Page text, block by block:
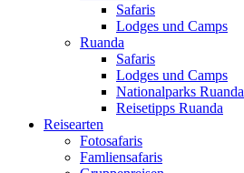
Safaris
Lodges und Camps
Ruanda
Safaris
Lodges und Camps
Nationalparks Ruanda
Reisetipps Ruanda
Reisearten
Fotosafaris
Famliensafaris